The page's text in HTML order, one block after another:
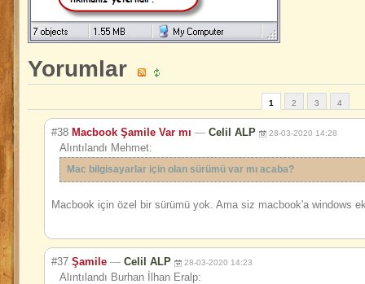
Yorumlar
1 2 3 4
#38 Macbook Şamile Var mı — Celil ALP 28-03-2020 14:28
Alıntılandı Mehmet:
Mac bilgisayarlar için olan sürümü var mı acaba?
Macbook için özel bir sürümü yok. Ama siz macbook'a windows
#37 Şamile — Celil ALP 28-03-2020 14:23
Alıntılandı Burhan İlhan Eralp: